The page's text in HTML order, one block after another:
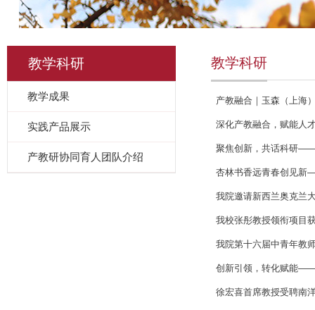
教学科研
教学成果
实践产品展示
产教研协同育人团队介绍
教学科研
产教融合｜玉森（上海
深化产教融合，赋能人
聚焦创新，共话科研——
杏林书香远青春创见新
我院邀请新西兰奥克兰
我校张彤教授领衔项目
我院第十六届中青年教
创新引领，转化赋能
徐宏喜首席教授受聘南